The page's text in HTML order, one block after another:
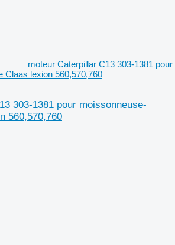
moteur Caterpillar C13 303-1381 pour
Claas lexion 560,570,760
303-1381 pour moissonneuse-
560,570,760